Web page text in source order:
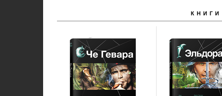
24 апреля стартовали продажи 2 книги
КНИГИ